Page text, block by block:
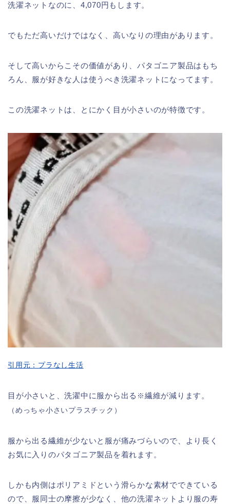
洗濯ネットなのに、4,070円もします。
でもただ高いだけではなく、高いなりの理由があります。
そして高いからこその価値があり、パタゴニア製品はもち
ろん、服が好きな人は使うべき洗濯ネットになってます。
この洗濯ネットは、とにかく目が小さいのが特徴です。
引用元：プラなし生活
目が小さいと、洗濯中に服から出る ※繊維が減ります。
（めっちゃ小さいプラスチック）
服から出る繊維が少ないと服が痛みづらいので、より長く
お気に入りのパタゴニア製品を着れます。
しかも内側はポリアミドという滑らかな素材でできている
ので、服同士の摩擦が少なく、他の洗濯ネットより服の寿